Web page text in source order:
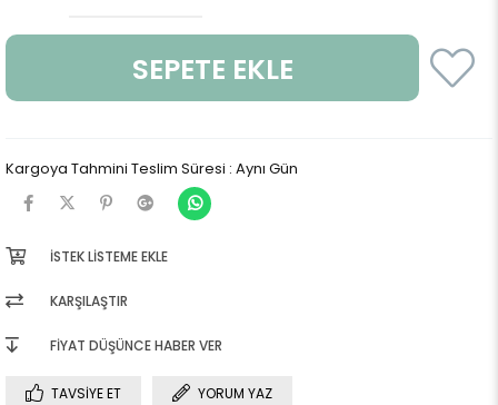
Kargoya Tahmini Teslim Süresi : Aynı Gün
İSTEK LISTEME EKLE
KARŞILAŞTIR
FIYAT DÜŞÜNCE HABER VER
TAVSIYE ET YORUM YAZ